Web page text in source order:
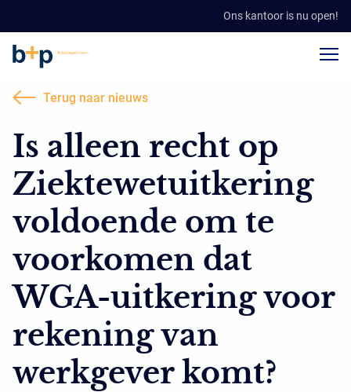
Ons kantoor is nu open!
Terug naar nieuws
Is alleen recht op
Ziektewetuitkering
voldoende om te
voorkomen dat
WGA-uitkering voor
rekening van
werkgever komt?